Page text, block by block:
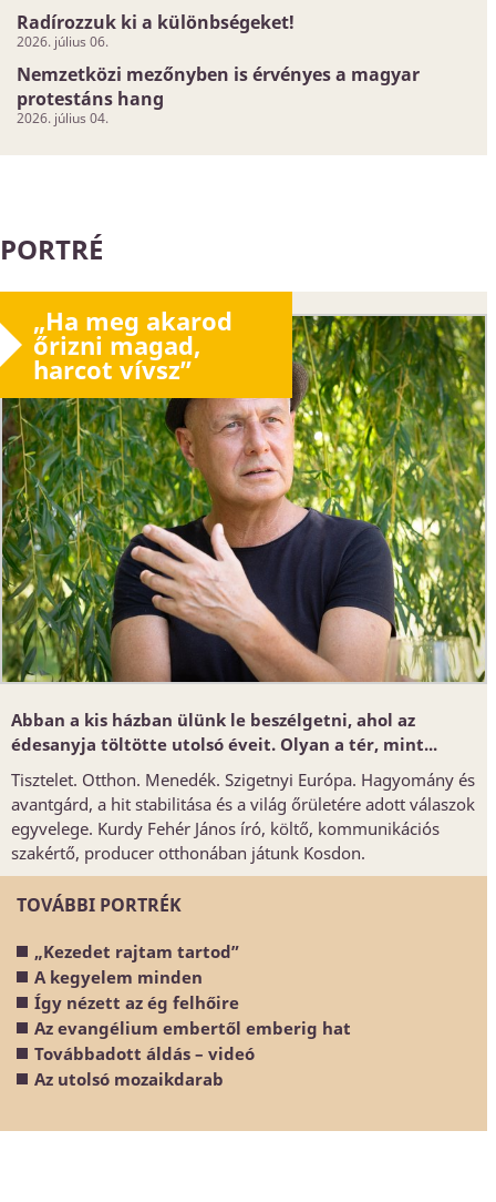
Radírozzuk ki a különbségeket!
2026. július 06.
Nemzetközi mezőnyben is érvényes a magyar
protestáns hang
2026. július 04.
PORTRÉ
„Ha meg akarod
őrizni magad,
harcot vívsz”
Abban a kis házban ülünk le beszélgetni, ahol az
édesanyja töltötte utolsó éveit. Olyan a tér, mint...
Tisztelet. Otthon. Menedék. Szigetnyi Európa. Hagyomány és
avantgárd, a hit stabilitása és a világ őrületére adott válaszok
egyvelege. Kurdy Fehér János író, költő, kommunikációs
szakértő, producer otthonában játunk Kosdon.
TOVÁBBI PORTRÉK
„Kezedet rajtam tartod”
A kegyelem minden
Így nézett az ég felhőire
Az evangélium embertől emberig hat
Továbbadott áldás – videó
Az utolsó mozaikdarab